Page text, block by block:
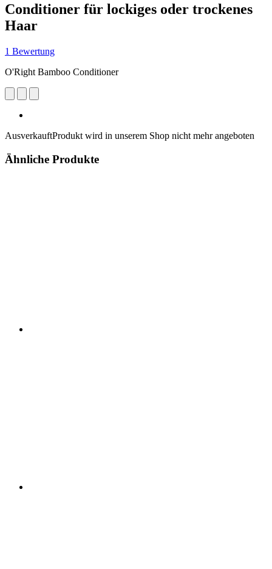
Conditioner für lockiges oder trockenes
Haar
1 Bewertung
O'Right Bamboo Conditioner
AusverkauftProdukt wird in unserem Shop nicht mehr angeboten
Ähnliche Produkte